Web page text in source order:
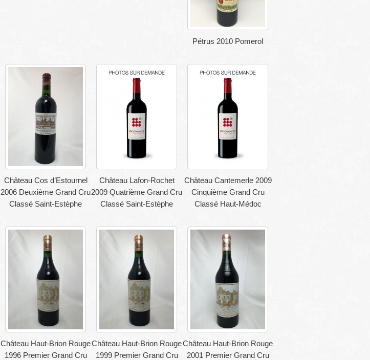
Pétrus 2010 Pomerol
Château Cos d’Estournel
2006 Deuxième Grand Cru
Classé Saint-Estèphe
Château Lafon-Rochet
2009 Quatrième Grand Cru
Classé Saint-Estèphe
Château Cantemerle 2009
Cinquième Grand Cru
Classé Haut-Médoc
Château Haut-Brion Rouge
1996 Premier Grand Cru
Château Haut-Brion Rouge
1999 Premier Grand Cru
Château Haut-Brion Rouge
2001 Premier Grand Cru